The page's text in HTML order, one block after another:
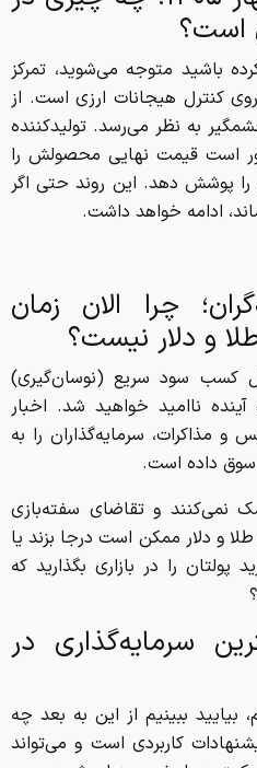
است؟
باشید متوجه می‌شوید، تمرکز
سیاست‌گذاران در بهار ۱۴۰۵ روی کنترل هیجانات ارزی است. از
به نظر می‌رسد. تولیدکننده
است قیمت نهایی محصولش را
را پوشش دهد. این روند حتی اگر
ادامه خواهد داشت.
چرا الان زمان
و دلار نیست؟
کسب سود سریع (نوسان‌گیری)
احتمالاً در ۲-۳ ماه آینده ناامید خواهید شد. اخبار
مذاکرات، سرمایه‌گذاران را به
داده است.
نمی‌کنند و تقاضای سفته‌بازی
و دلار ممکن است درجا بزند یا
را در بازاری بگذارید که
سرمایه‌گذاری در
ببینیم از این به بعد چه
کاربردی است و می‌تواند